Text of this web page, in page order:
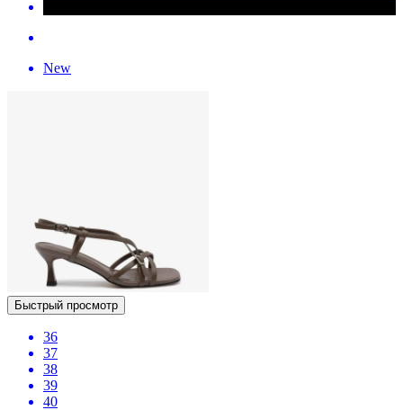
New
Быстрый просмотр
36
37
38
39
40